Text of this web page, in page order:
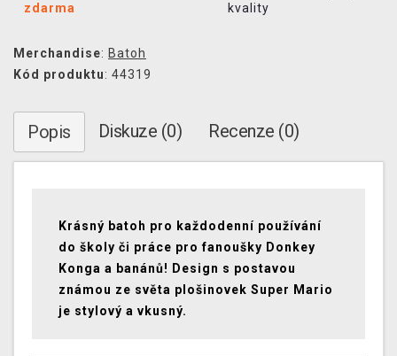
zdarma
kvality
Merchandise: Batoh
Kód produktu: 44319
Popis Diskuze (0) Recenze (0)
Krásný batoh pro každodenní používání
do školy či práce pro fanoušky Donkey
Konga a banánů! Design s postavou
známou ze světa plošinovek Super Mario
je stylový a vkusný.